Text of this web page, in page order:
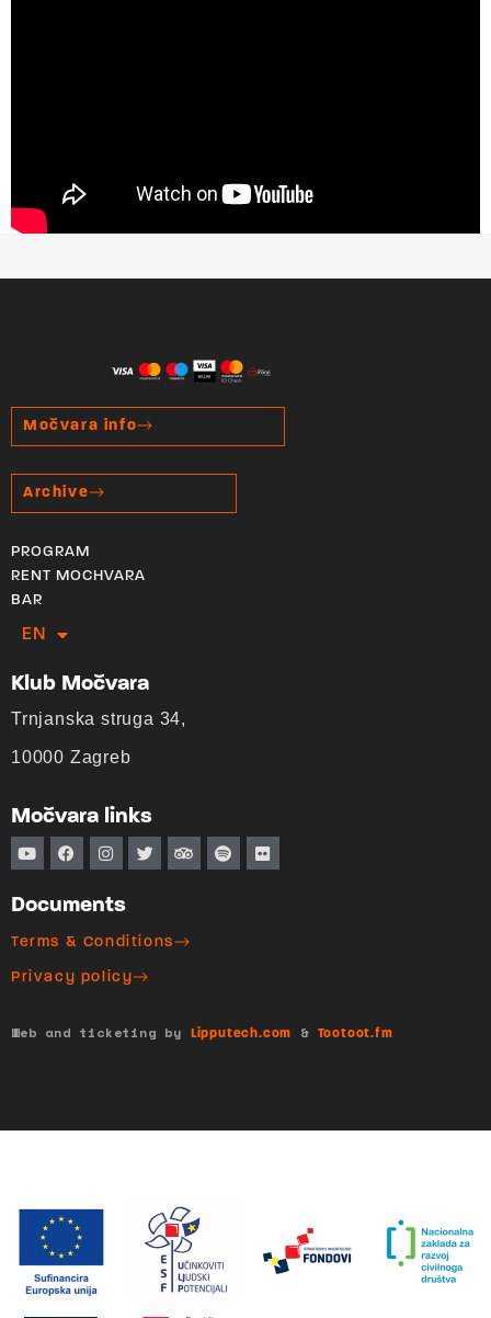
Močvara info
Archive
PROGRAM
RENT MOCHVARA
BAR
EN
HR
Klub Močvara
Trnjanska struga 34,
10000 Zagreb
Močvara links
Documents
Terms & Conditions
Privacy policy
Web and ticketing by Lipputech.com & Tootoot.fm